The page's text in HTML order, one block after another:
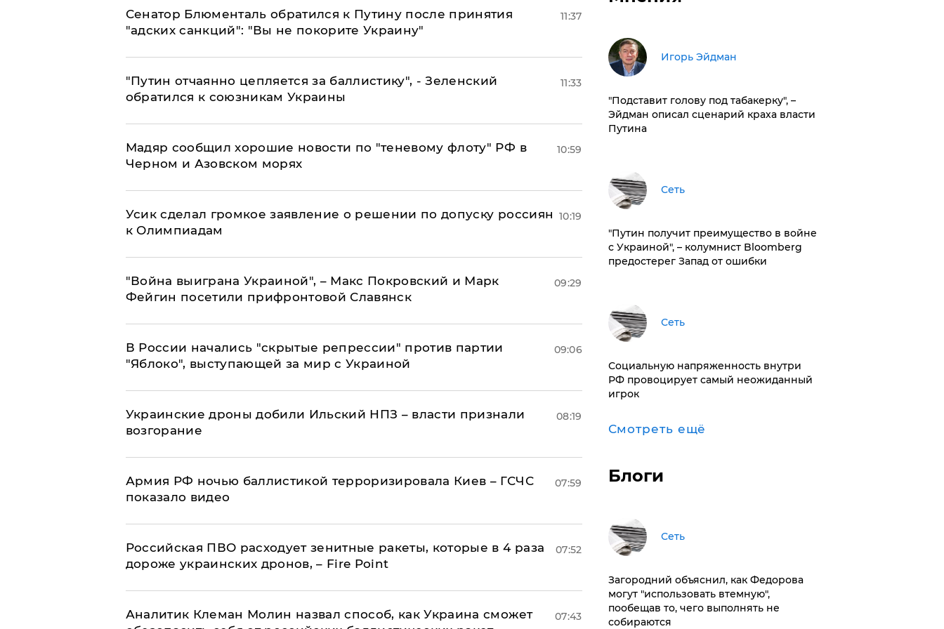
Сенатор Блюменталь обратился к Путину после принятия
"адских санкций": "Вы не покорите Украину"
11:37
"Путин отчаянно цепляется за баллистику", - Зеленский
обратился к союзникам Украины
11:33
Мадяр сообщил хорошие новости по "теневому флоту" РФ в
Черном и Азовском морях
10:59
Усик сделал громкое заявление о решении по допуску россиян
к Олимпиадам
10:19
"Война выиграна Украиной", – Макс Покровский и Марк
Фейгин посетили прифронтовой Славянск
09:29
В России начались "скрытые репрессии" против партии
"Яблоко", выступающей за мир с Украиной
09:06
Украинские дроны добили Ильский НПЗ – власти признали
возгорание
08:19
Армия РФ ночью баллистикой терроризировала Киев – ГСЧС
показало видео
07:59
Российская ПВО расходует зенитные ракеты, которые в 4 раза
дороже украинских дронов, – Fire Point
07:52
Аналитик Клеман Молин назвал способ, как Украина сможет
07:43
Игорь Эйдман
​"Подставит голову под табакерку", –
Эйдман описал сценарий краха власти
Путина
Сеть
"Путин получит преимущество в войне
с Украиной", – колумнист Bloomberg
предостерег Запад от ошибки
Сеть
Социальную напряженность внутри
РФ провоцирует самый неожиданный
игрок
Смотреть ещё
Блоги
Сеть
Загородний объяснил, как Федорова
могут "использовать втемную",
пообещав то, чего выполнять не
собираются